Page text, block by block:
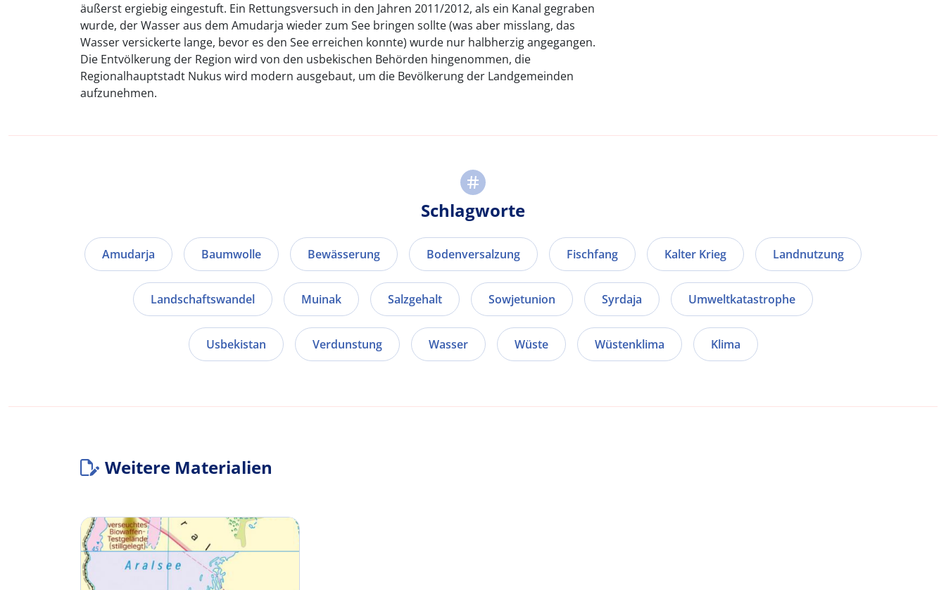
äußerst ergiebig eingestuft. Ein Rettungsversuch in den Jahren 2011/2012, als ein Kanal gegraben
wurde, der Wasser aus dem Amudarja wieder zum See bringen sollte (was aber misslang, das
Wasser versickerte lange, bevor es den See erreichen konnte) wurde nur halbherzig angegangen.
Die Entvölkerung der Region wird von den usbekischen Behörden hingenommen, die
Regionalhauptstadt Nukus wird modern ausgebaut, um die Bevölkerung der Landgemeinden
aufzunehmen.
Schlagworte
Amudarja Baumwolle Bewässerung Bodenversalzung Fischfang Kalter Krieg Landnutzung
Landschaftswandel Muinak Salzgehalt Sowjetunion Syrdaja Umweltkatastrophe
Usbekistan Verdunstung Wasser Wüste Wüstenklima Klima
Weitere Materialien